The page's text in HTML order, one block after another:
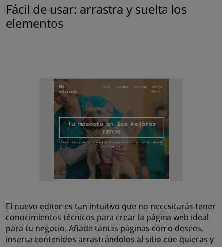
Fácil de usar: arrastra y suelta los
elementos
El nuevo editor es tan intuitivo que no necesitarás tener
conocimientos técnicos para crear la página web ideal
para tu negocio. Añade tantas páginas como desees,
inserta contenidos arrastrándolos al sitio que quieras y